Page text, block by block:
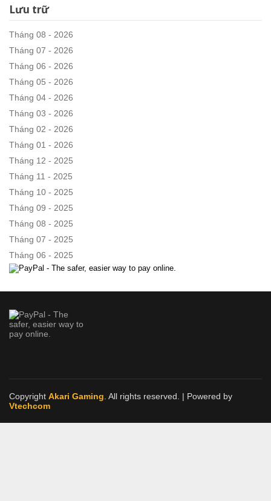
Lưu trữ
Tháng 08 - 2026
Tháng 07 - 2026
Tháng 06 - 2026
Tháng 05 - 2026
Tháng 04 - 2026
Tháng 03 - 2026
Tháng 02 - 2026
Tháng 01 - 2026
Tháng 12 - 2025
Tháng 11 - 2025
Tháng 10 - 2025
Tháng 09 - 2025
Tháng 08 - 2025
Tháng 07 - 2025
Tháng 06 - 2025
Copyright Akari Gaming . All rights reserved. | Powered by
Vtechcom